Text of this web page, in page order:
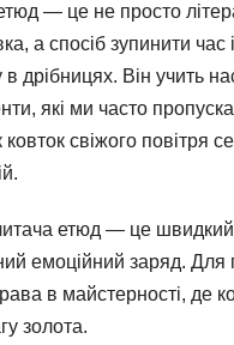
— це не просто
а спосіб зупинити час
в дрібницях. Він учить
які ми часто
ковток свіжого повітря
етюд — це
емоційний заряд. Для
в майстерності, де
золота.